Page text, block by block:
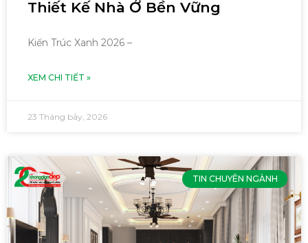
Thiết Kế Nhà Ở Bền Vững
Kiến Trúc Xanh 2026 –
XEM CHI TIẾT »
23 Tháng bảy, 2026
TIN CHUYÊN NGÀNH